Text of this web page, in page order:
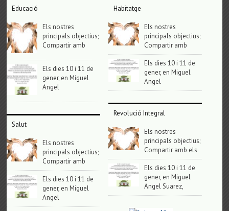
Educació
Els nostres
principals objectius;
Compartir amb
Els dies 10 i 11 de
gener, en Miguel
Angel
Salut
Els nostres
principals objectius;
Compartir amb
Els dies 10 i 11 de
gener, en Miguel
Angel
Habitatge
Els nostres
principals objectius;
Compartir amb
Els dies 10 i 11 de
gener, en Miguel
Angel
Revolució Integral
Els nostres
principals objectius;
Compartir amb els
Els dies 10 i 11 de
gener, en Miguel
Angel Suarez,